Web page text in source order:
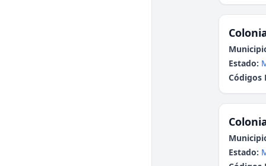
Estado:
Códigos
Estado: